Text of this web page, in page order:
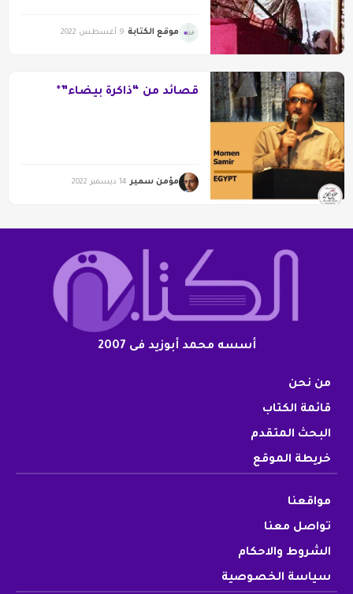
موقع الكتابة 9 أغسطس 2022
قصائد من “ذاكرة بيضاء”*
مؤمن سمير 14 ديسمبر 2022
أسسه محمد أبوزيد فى 2007
من نحن
قائمة الكتاب
البحث المتقدم
خريطة الموقع
مواقعنا
تواصل معنا
الشروط والاحكام
سياسة الخصوصية